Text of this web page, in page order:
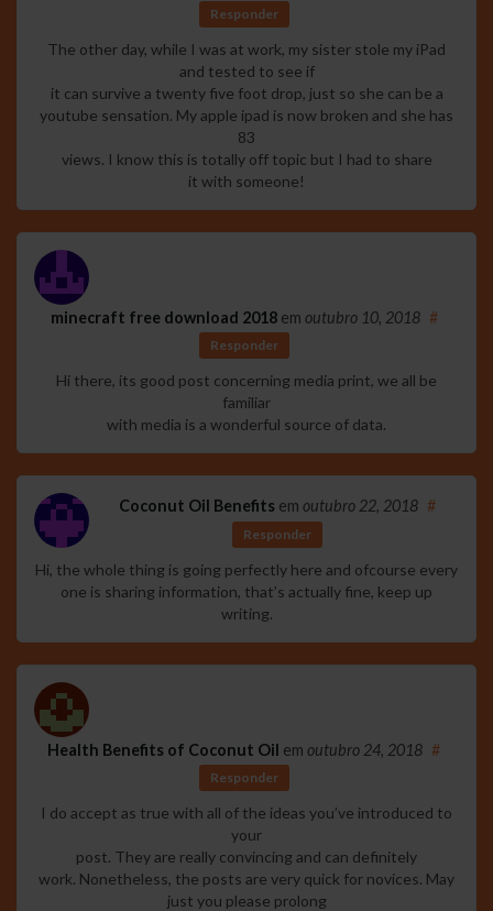
Responder
The other day, while I was at work, my sister stole my iPad
and tested to see if
it can survive a twenty five foot drop, just so she can be a
youtube sensation. My apple ipad is now broken and she has
83
views. I know this is totally off topic but I had to share
it with someone!
minecraft free download 2018em outubro 10, 2018 #
Responder
Hi there, its good post concerning media print, we all be
familiar
with media is a wonderful source of data.
Coconut Oil Benefitsem outubro 22, 2018 #
Responder
Hi, the whole thing is going perfectly here and ofcourse every
one is sharing information, that’s actually fine, keep up
writing.
Health Benefits of Coconut Oil em outubro 24, 2018 #
Responder
I do accept as true with all of the ideas you’ve introduced to
your
post. They are really convincing and can definitely
work. Nonetheless, the posts are very quick for novices. May
just you please prolong